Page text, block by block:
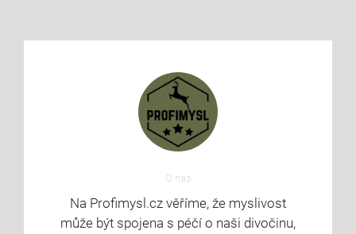
O nás
Na Profimysl.cz věříme, že myslivost
může být spojena s péčí o naši divočinu,